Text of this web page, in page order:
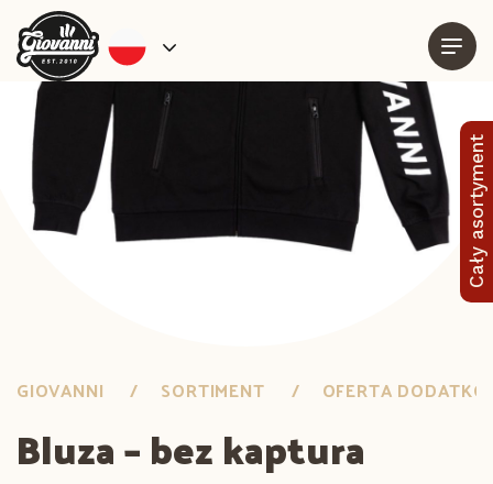
Cały asortyment
GIOVANNI SORTIMENT OFERTA
Bluza – bez kaptura